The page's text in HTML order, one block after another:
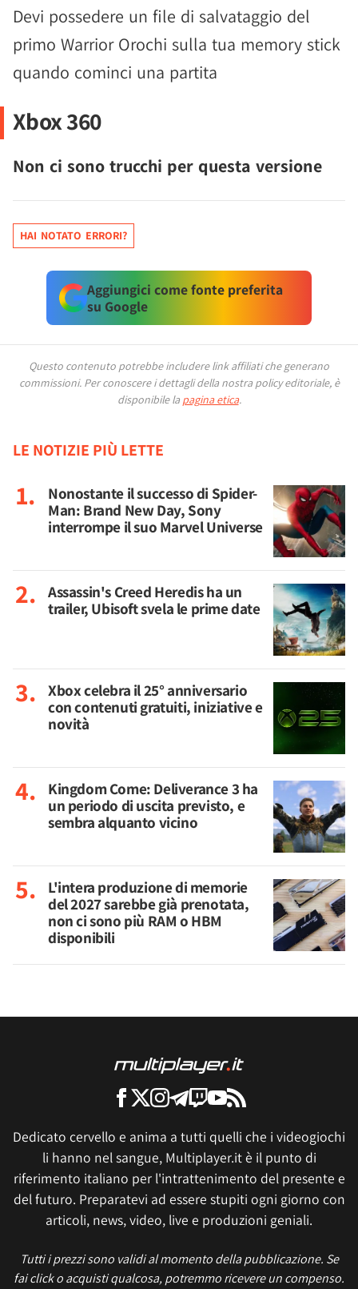
Devi possedere un file di salvataggio del
primo Warrior Orochi sulla tua memory stick
quando cominci una partita
Xbox 360
Non ci sono trucchi per questa versione
HAI NOTATO ERRORI?
Aggiungici come fonte preferita
su Google
Questo contenuto potrebbe includere link affiliati che generano
commissioni. Per conoscere i dettagli della nostra policy editoriale, è
disponibile la pagina etica.
LE NOTIZIE PIÙ LETTE
Nonostante il successo di Spider-
Man: Brand New Day, Sony
interrompe il suo Marvel Universe
Assassin's Creed Heredis ha un
trailer, Ubisoft svela le prime date
Xbox celebra il 25° anniversario
con contenuti gratuiti, iniziative e
novità
Kingdom Come: Deliverance 3 ha
un periodo di uscita previsto, e
sembra alquanto vicino
L'intera produzione di memorie
del 2027 sarebbe già prenotata,
non ci sono più RAM o HBM
disponibili
Dedicato cervello e anima a tutti quelli che i videogiochi
li hanno nel sangue, Multiplayer.it è il punto di
riferimento italiano per l'intrattenimento del presente e
del futuro. Preparatevi ad essere stupiti ogni giorno con
articoli, news, video, live e produzioni geniali.
Tutti i prezzi sono validi al momento della pubblicazione. Se
fai click o acquisti qualcosa, potremmo ricevere un compenso.